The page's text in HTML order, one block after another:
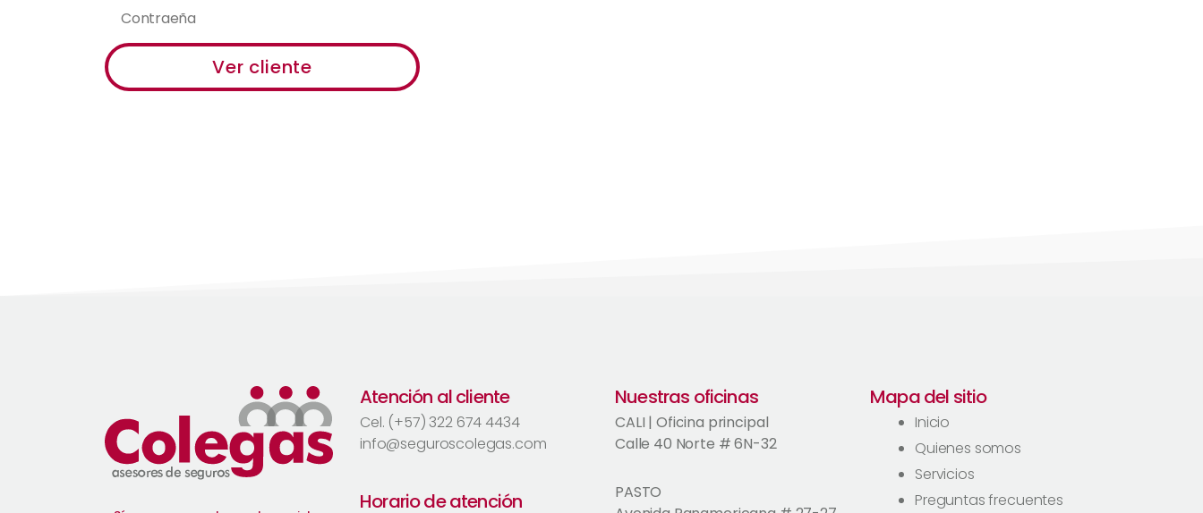
Atención al cliente
Cel. (+57) 322 674 4434
info@seguroscolegas.com
Horario de atención
Nuestras oficinas
CALI | Oficina principal
Calle 40 Norte # 6N-32
PASTO
Mapa del sitio
Inicio
Quienes somos
Servicios
Preguntas frecuentes